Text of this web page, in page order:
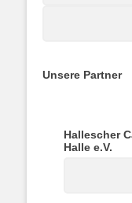
Unsere Partner
Hallescher
Halle e.V.